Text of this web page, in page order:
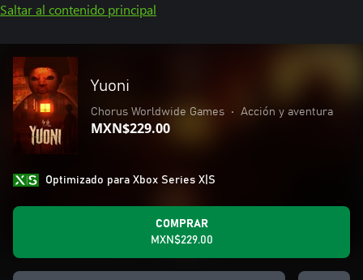
Saltar al contenido principal
Yuoni
Chorus Worldwide Games • Acción y aventura
MXN$229.00
Optimizado para Xbox Series X|S
COMPRAR
MXN$229.00